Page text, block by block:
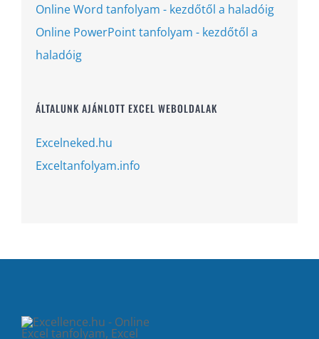
Online Word tanfolyam - kezdőtől a haladóig
Online PowerPoint tanfolyam - kezdőtől a
haladóig
ÁLTALUNK AJÁNLOTT EXCEL WEBOLDALAK
Excelneked.hu
Exceltanfolyam.info